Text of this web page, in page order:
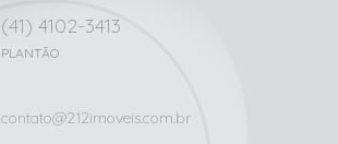
(41) 4102-3413
PLANTÃO
contato@212imoveis.com.br